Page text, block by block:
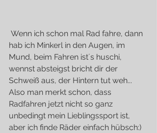
hab ich Minkerl in den Augen, im
Mund, beim Fahren ist´s huschi,
wennst absteigst bricht dir der
Schweiß aus, der Hintern tut weh...
Also man merkt schon, dass
Radfahren jetzt nicht so ganz
unbedingt mein Lieblingssport ist,
aber ich finde Räder einfach hübsch:)